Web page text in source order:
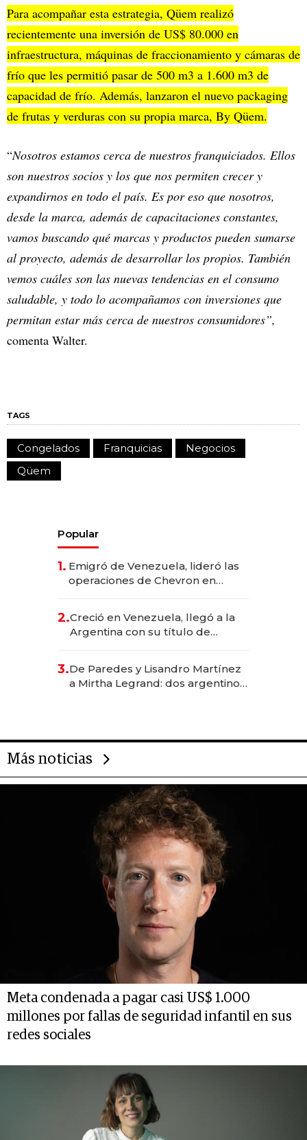
Para acompañar esta estrategia, Qüem realizó
recientemente una inversión de US$ 80.000 en
infraestructura, máquinas de fraccionamiento y cámaras de
frío que les permitió pasar de 500 m3 a 1.600 m3 de
capacidad de frío. Además, lanzaron el nuevo packaging
de frutas y verduras con su propia marca, By Qüem.
“Nosotros estamos cerca de nuestros franquiciados. Ellos
son nuestros socios y los que nos permiten crecer y
expandirnos en todo el país. Es por eso que nosotros,
desde la marca, además de capacitaciones constantes,
vamos buscando qué marcas y productos pueden sumarse
al proyecto, además de desarrollar los propios. También
vemos cuáles son las nuevas tendencias en el consumo
saludable, y todo lo acompañamos con inversiones que
permitan estar más cerca de nuestros consumidores”,
comenta Walter.
TAGS
Congelados Franquicias
Negocios
Qüem
Popular
1. Emigró de Venezuela, lideró las
operaciones de Chevron en
2.Creció en Venezuela, llegó a la
Argentina con su título de
las marcas "fast premium"
3.De Paredes y Lisandro Martínez
a Mirtha Legrand: dos argentinos
Más noticias
Meta condenada a pagar casi US$ 1.000
millones por fallas de seguridad infantil en sus
redes sociales